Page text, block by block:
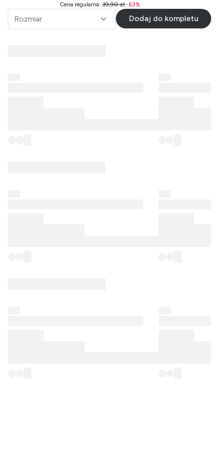
Cena regularna: 39,90 zł -63%
Rozmiar Dodaj do kompletu